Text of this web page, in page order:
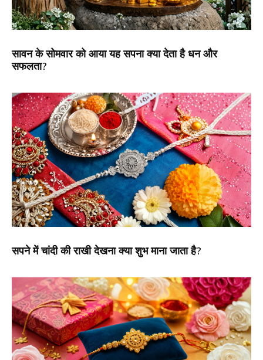
सावन के सोमवार को आया यह सपना क्या देता है धन और
सफलता?
सपने में चांदी की राखी देखना क्या शुभ माना जाता है?